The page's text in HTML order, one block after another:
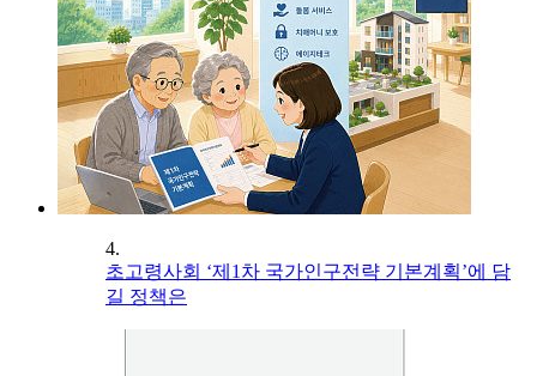
4.
초고령사회 ‘제1차 국가인구전략 기본계획’에 담
길 정책은